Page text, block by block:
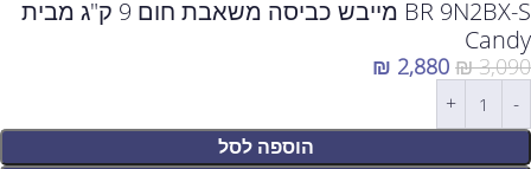
BR 9N2BX-S מייבש כביסה משאבת חום 9 ק"ג מבית
Candy
₪3,090
₪ 2,880
הוספה לסל